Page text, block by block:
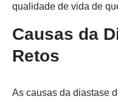
qualidade de vida de
Causas da
Retos
As causas da diastase